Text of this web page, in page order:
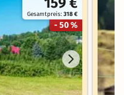
Gesamtpreis:318 €
- 50 %